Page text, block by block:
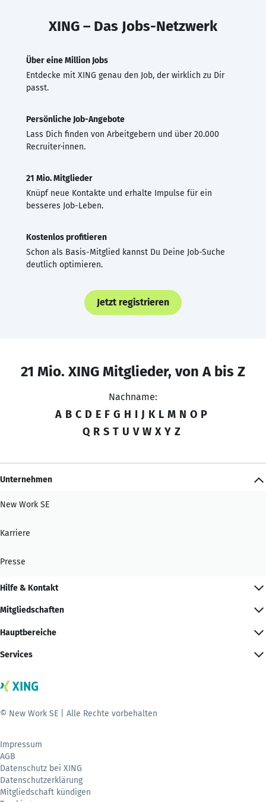
XING – Das Jobs-Netzwerk
Über eine Million Jobs
Entdecke mit XING genau den Job, der wirklich zu Dir
passt.
Persönliche Job-Angebote
Lass Dich finden von Arbeitgebern und über 20.000
Recruiter·innen.
21 Mio. Mitglieder
Knüpf neue Kontakte und erhalte Impulse für ein
besseres Job-Leben.
Kostenlos profitieren
Schon als Basis-Mitglied kannst Du Deine Job-Suche
deutlich optimieren.
Jetzt registrieren
21 Mio. XING Mitglieder, von A bis Z
Nachname:
A B C D E F G H I J K L M N O P
Q R S T U V W X Y Z
Unternehmen
New Work SE
Karriere
Presse
Hilfe & Kontakt
Mitgliedschaften
Hauptbereiche
Services
© New Work SE | Alle Rechte vorbehalten
Impressum
AGB
Datenschutz bei XING
Datenschutzerklärung
Mitgliedschaft kündigen